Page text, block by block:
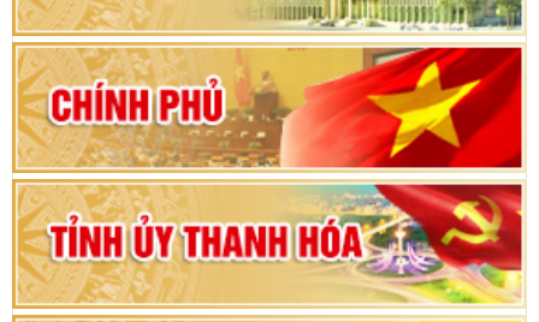
khoá XVI và đại biểu HĐND các cấp nhiệm kỳ
2026-2031
80 năm Quốc hội Việt Nam: vì lợi ích Nhân dân,
vì sự phát triển của đất nước
Bộ Chính trị duyệt nội dung Đại hội đại biểu
Đảng bộ tỉnh Thanh Hóa lần thứ XX, nhiệm kỳ
2025 - 2030
Đại hội đại biểu Đảng bộ xã Yên Thọ lần thứ I,
nhiệm kỳ 2025 – 2030